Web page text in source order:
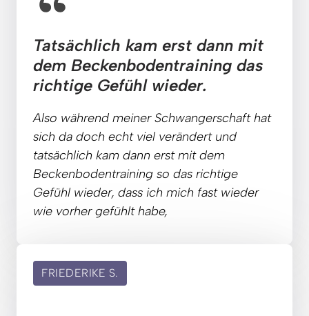
Tatsächlich kam erst dann mit
dem Beckenbodentraining das
richtige Gefühl wieder.
Also während meiner Schwangerschaft
hat
sich da doch echt viel verändert
tatsächlich kam dann erst mit
Beckenbodentraining so das
Gefühl wieder, dass ich mich fast
wieder
wie vorher gefühlt habe,
FRIEDERIKE S.